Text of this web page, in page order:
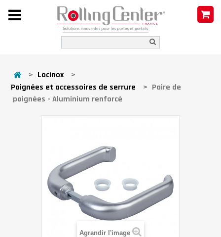
> Locinox
>
Poignées et accessoires de serrure
> Paire de
poignées - Aluminium renforcé
Agrandir l'image